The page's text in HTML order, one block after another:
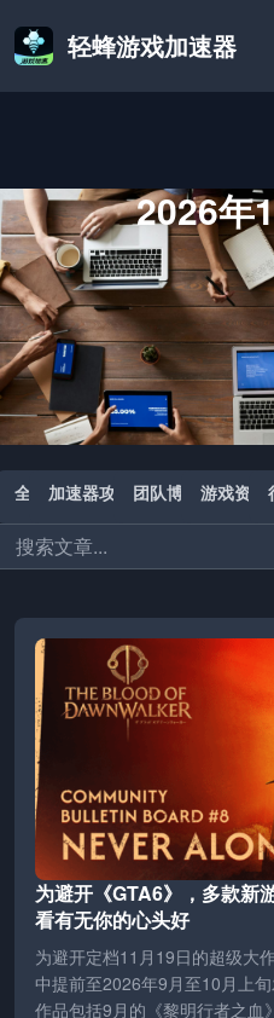
轻蜂游戏加速器
2026年
首页
2026年10月新游
全部 加速器攻略 团队博客 游戏资讯
为避开《GTA6》，多款新
看有无你的心头好
为避开定档11月19日的超级大
中提前至2026年9月至10月上
作品包括9月的《黎明行者之血